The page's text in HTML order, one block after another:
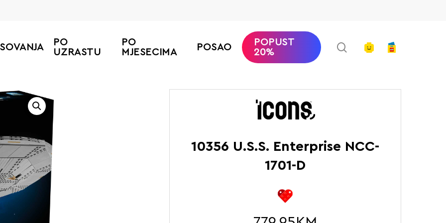
PO
UZRASTU
PO
MJESECIMA
POSAO
POPUST
20%
searchaccount
10356 U.S.S. Enterprise NCC-
1701-D